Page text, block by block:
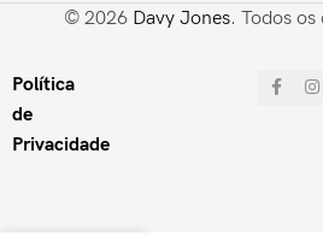
© 2026 Davy Jones. Todos os
Política
de
Privacidade